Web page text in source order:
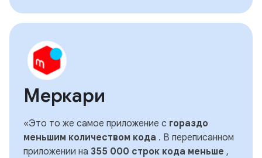
Меркари
«Это то же самое приложение с гораздо
меньшим количеством кода . В переписанном
приложении на 355 000 строк кода меньше ,